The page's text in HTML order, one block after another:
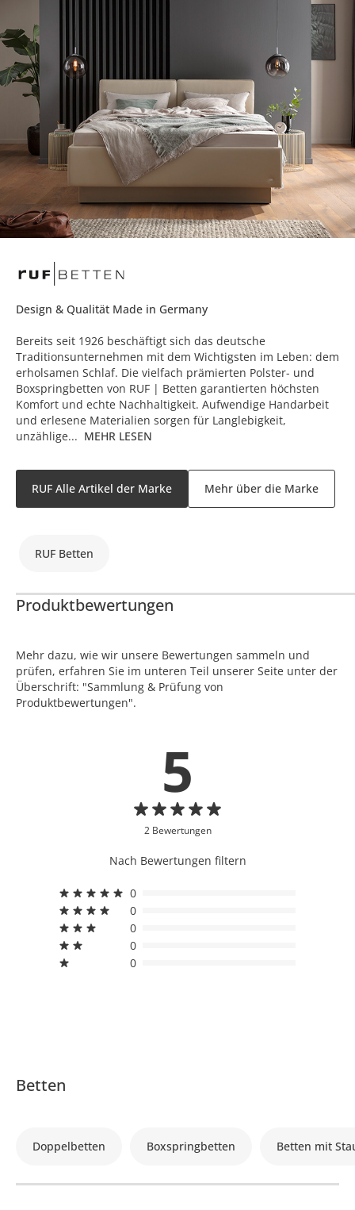
Design & Qualität Made in Germany
Bereits seit 1926 beschäftigt sich das deutsche
Traditionsunternehmen mit dem Wichtigsten im Leben: dem
erholsamen Schlaf. Die vielfach prämierten Polster- und
Boxspringbetten von RUF | Betten garantierten höchsten
Komfort und echte Nachhaltigkeit. Aufwendige Handarbeit
und erlesene Materialien sorgen für Langlebigkeit,
unzählige... MEHR LESEN
RUF Alle Artikel der Marke Mehr über die Marke
RUF Betten
Produktbewertungen
Mehr dazu, wie wir unsere Bewertungen sammeln und
prüfen, erfahren Sie im unteren Teil unserer Seite unter der
Überschrift: "Sammlung & Prüfung von
Produktbewertungen".
5
2 Bewertungen
Nach Bewertungen filtern
0
0
0
0
0
Betten
Doppelbetten Boxspringbetten Betten mit